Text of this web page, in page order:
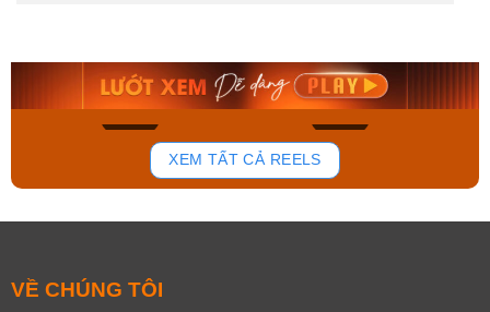
242
Mua ngay Mua ngay
XEM TẤT CẢ REELS
VỀ CHÚNG TÔI